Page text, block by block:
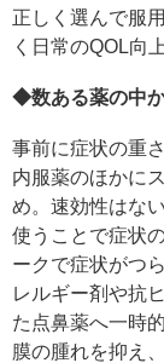
正しく選んで服
く日常のQOL向
◆数ある薬の中か
事前に症状の重
内服薬のほかに
め。速効性はな
使うことで症状
ークで症状がつ
レルギー剤や抗
た点鼻薬へ一時
膜の腫れを抑え